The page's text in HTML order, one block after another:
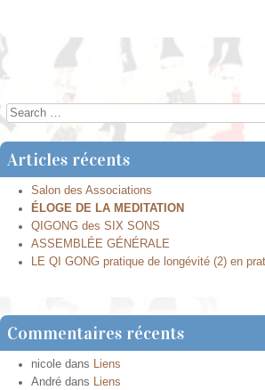
Post navigation
← Joyeuses Fêtes de Noël !
Search
Articles récents
Salon des Associations
ÉLOGE DE LA MEDITATION
QIGONG des SIX SONS
ASSEMBLÉE GÉNÉRALE
LE QI GONG pratique de longévité (2) en
Commentaires récents
nicole dans Liens
André dans Liens